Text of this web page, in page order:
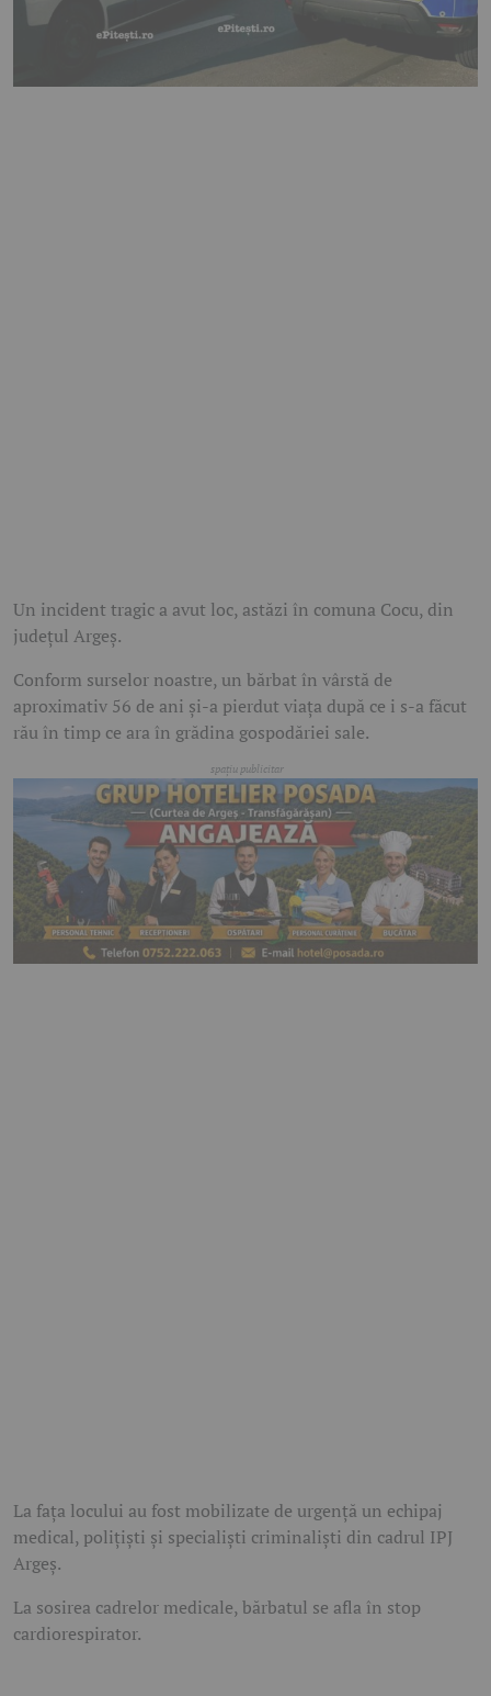
Un incident tragic a avut loc, astăzi în comuna Cocu, din
județul Argeș.
Conform surselor noastre, un bărbat în vârstă de
aproximativ 56 de ani și-a pierdut viața după ce i s-a făcut
rău în timp ce ara în grădina gospodăriei sale.
La fața locului au fost mobilizate de urgență un echipaj
medical, polițiști și specialiști criminaliști din cadrul IPJ
Argeș.
La sosirea cadrelor medicale, bărbatul se afla în stop
cardiorespirator.